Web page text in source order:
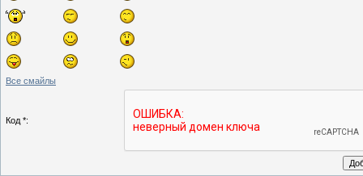
Все смайлы
Код *: